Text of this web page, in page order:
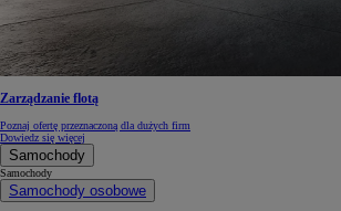
Zarządzanie flotą
Poznaj ofertę przeznaczoną dla dużych firm
Dowiedz się więcej
Samochody
Samochody
Samochody osobowe